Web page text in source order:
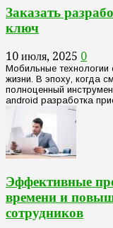
Заказать
ключ
10 июля, 2025 0
Мобильные технологии
жизни. В эпоху, когда
полноценный
android разработка
Эффективные
времени и
сотрудников